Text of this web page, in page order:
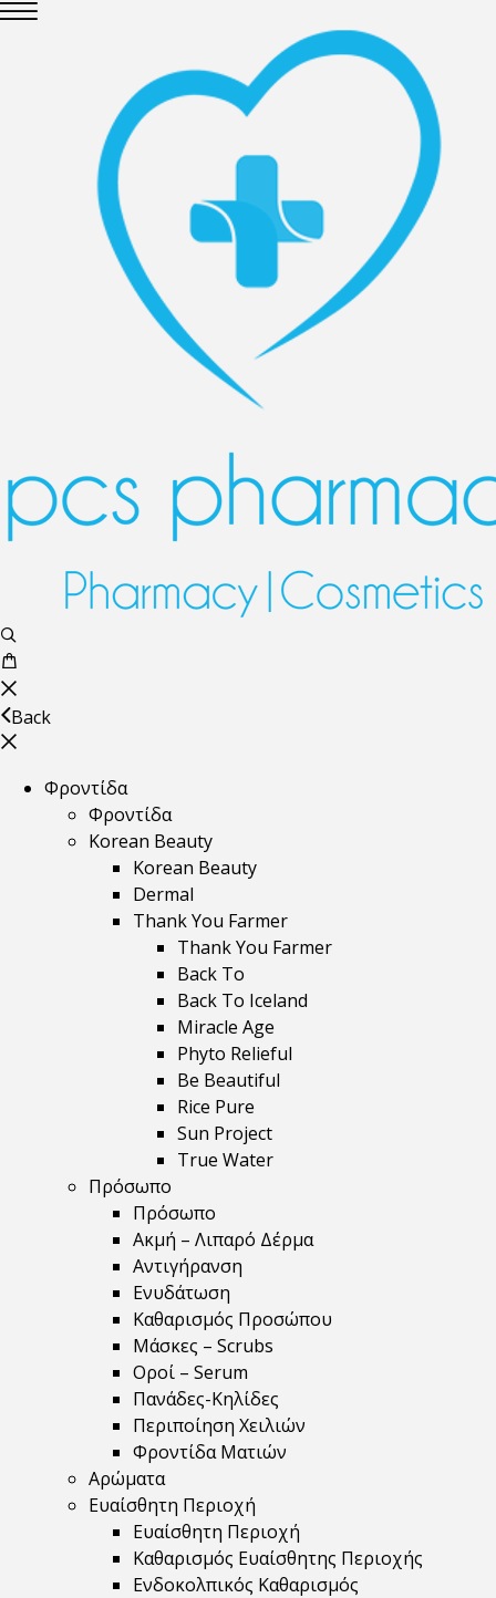
Back
Φροντίδα
Φροντίδα
Korean Beauty
Korean Beauty
Dermal
Thank You Farmer
Thank You Farmer
Back To
Back To Iceland
Miracle Age
Phyto Relieful
Be Beautiful
Rice Pure
Sun Project
True Water
Πρόσωπο
Πρόσωπο
Ακμή – Λιπαρό Δέρμα
Αντιγήρανση
Ενυδάτωση
Καθαρισμός Προσώπου
Μάσκες – Scrubs
Οροί – Serum
Πανάδες-Κηλίδες
Περιποίηση Χειλιών
Φροντίδα Ματιών
Αρώματα
Ευαίσθητη Περιοχή
Ευαίσθητη Περιοχή
Καθαρισμός Ευαίσθητης Περιοχής
Ενδοκολπικός Καθαρισμός